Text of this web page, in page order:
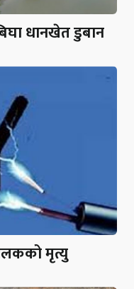
धानखेत डुबान
मृत्यु